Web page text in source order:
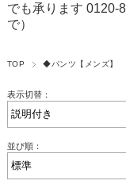
でも承ります 0120-
で）
TOP ◆パンツ【メンズ】
表示切替：
並び順：